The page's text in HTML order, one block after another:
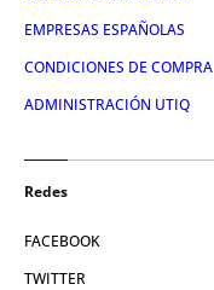
EMPRESAS ESPAÑOLAS
CONDICIONES DE COMPRA
ADMINISTRACIÓN UTIQ
Redes
FACEBOOK
TWITTER